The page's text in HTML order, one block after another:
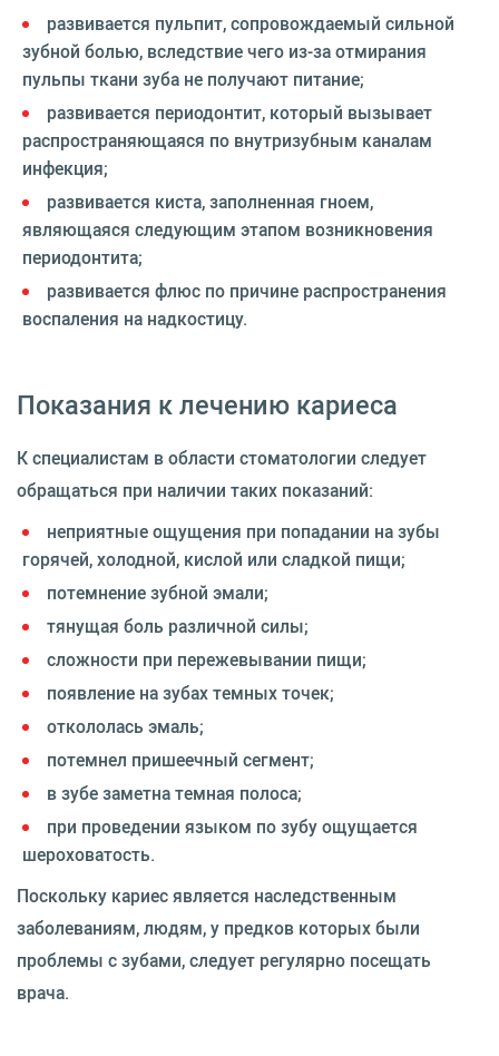
развивается пульпит, сопровождаемый сильной
зубной болью, вследствие чего из-за отмирания
пульпы ткани зуба не получают питание;
развивается периодонтит, который вызывает
распространяющаяся по внутризубным каналам
инфекция;
развивается киста, заполненная гноем,
являющаяся следующим этапом возникновения
периодонтита;
развивается флюс по причине распространения
воспаления на надкостицу.
Показания к лечению кариеса
К специалистам в области стоматологии следует
обращаться при наличии таких показаний:
неприятные ощущения при попадании на зубы
горячей, холодной, кислой или сладкой пищи;
потемнение зубной эмали;
тянущая боль различной силы;
сложности при пережевывании пищи;
появление на зубах темных точек;
откололась эмаль;
потемнел пришеечный сегмент;
в зубе заметна темная полоса;
при проведении языком по зубу ощущается
шероховатость.
Поскольку кариес является наследственным
заболеваниям, людям, у предков которых были
проблемы с зубами, следует регулярно посещать
врача.